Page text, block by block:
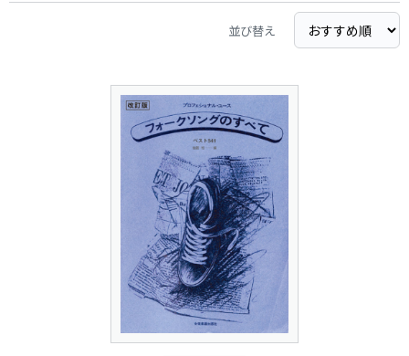
並び替え